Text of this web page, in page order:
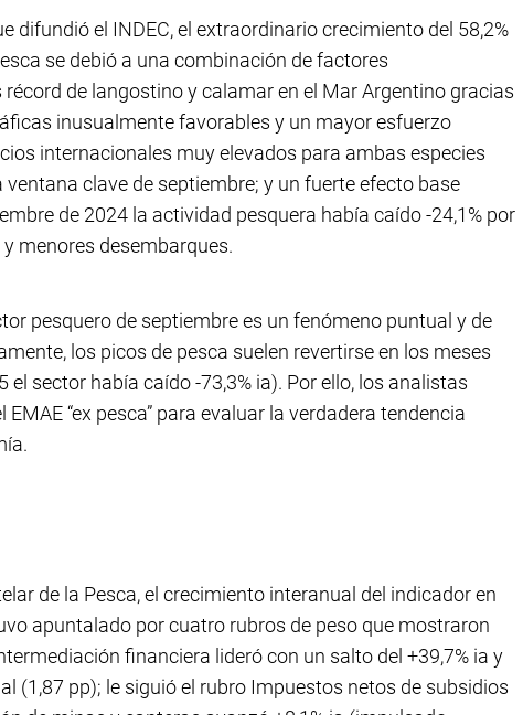
difundió el INDEC, el extraordinario crecimiento del 58,2%
se debió a una combinación de factores
de langostino y calamar en el Mar Argentino gracias
inusualmente favorables y un mayor esfuerzo
internacionales muy elevados para ambas especies
clave de septiembre; y un fuerte efecto base
de 2024 la actividad pesquera había caído -24,1% por
menores desembarques.
pesquero de septiembre es un fenómeno puntual y de
los picos de pesca suelen revertirse en los meses
el sector había caído -73,3% ia). Por ello, los analistas
“ex pesca” para evaluar la verdadera tendencia
de la Pesca, el crecimiento interanual del indicador en
apuntalado por cuatro rubros de peso que mostraron
financiera lideró con un salto del +39,7% ia y
(1,87 pp); le siguió el rubro Impuestos netos de subsidios